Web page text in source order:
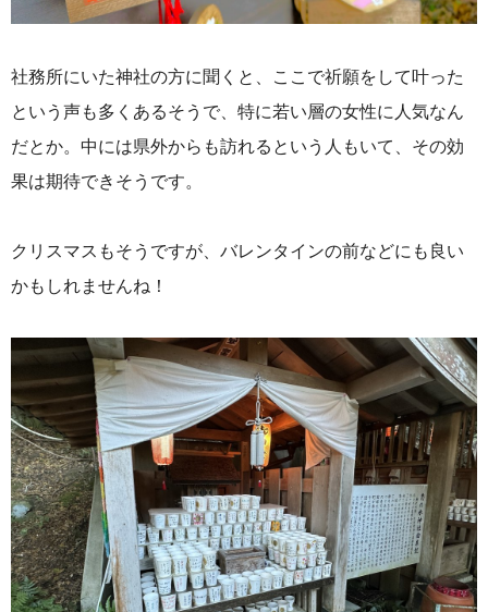
社務所にいた神社の方に聞くと、ここで祈願をして叶った
という声も多くあるそうで、特に若い層の女性に人気なん
だとか。中には県外からも訪れるという人もいて、その効
果は期待できそうです。
クリスマスもそうですが、バレンタインの前などにも良い
かもしれませんね！